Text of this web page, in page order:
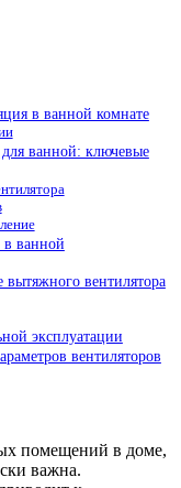
в ванной комнате
ванной: ключевые
в ванной
вентилятора
эксплуатации
вентиляторов
помещений в доме,
важна.